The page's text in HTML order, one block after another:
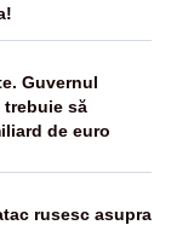
Guvernul
trebuie să
de euro
rusesc asupra